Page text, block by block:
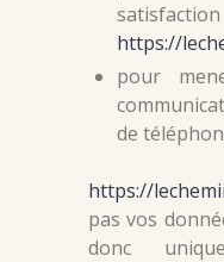
https://
pour
de
https://
pas vos
donc